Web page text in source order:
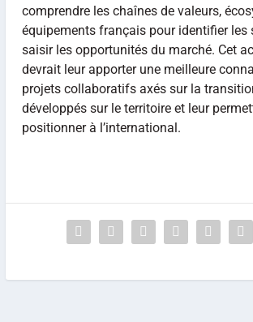
comprendre les chaînes de valeurs,
équipements français pour identifier les
saisir les opportunités du marché. Cet
devrait leur apporter une meilleure
projets collaboratifs axés sur la
développés sur le territoire et leur
positionner à l’international.